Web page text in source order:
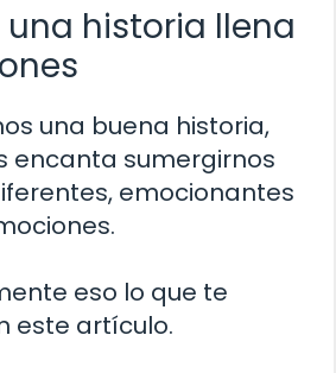
una historia llena
una buena historia,
encanta sumergirnos
emocionantes
eso lo que te
este artículo.